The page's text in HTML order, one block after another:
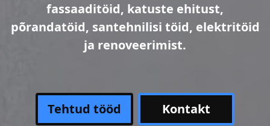
fassaaditöid, katuste ehitust,
põrandatöid, santehnilisi töid, elektritöid
ja renoveerimist.
Tehtud tööd Kontakt